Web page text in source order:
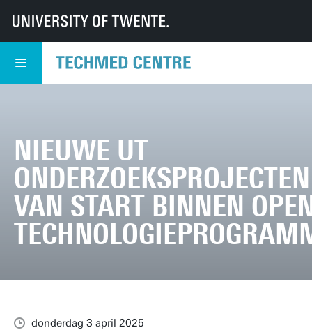
UT TechMed TechMed Centrum
Overzicht Nieuws
Nieuwe UT onderzoeksprojecten van start binnen Open
NIEUWE UT
ONDERZOEKSPROJECTEN
VAN START BINNEN
donderdag 3 april 2025